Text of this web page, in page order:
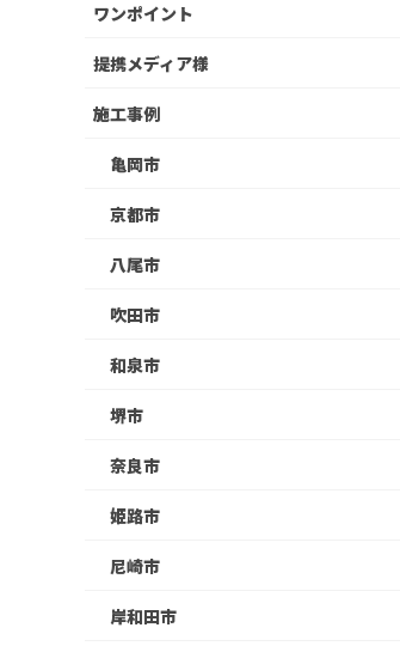
ワンポイント
提携メディア様
施工事例
亀岡市
京都市
八尾市
吹田市
和泉市
堺市
奈良市
姫路市
尼崎市
岸和田市